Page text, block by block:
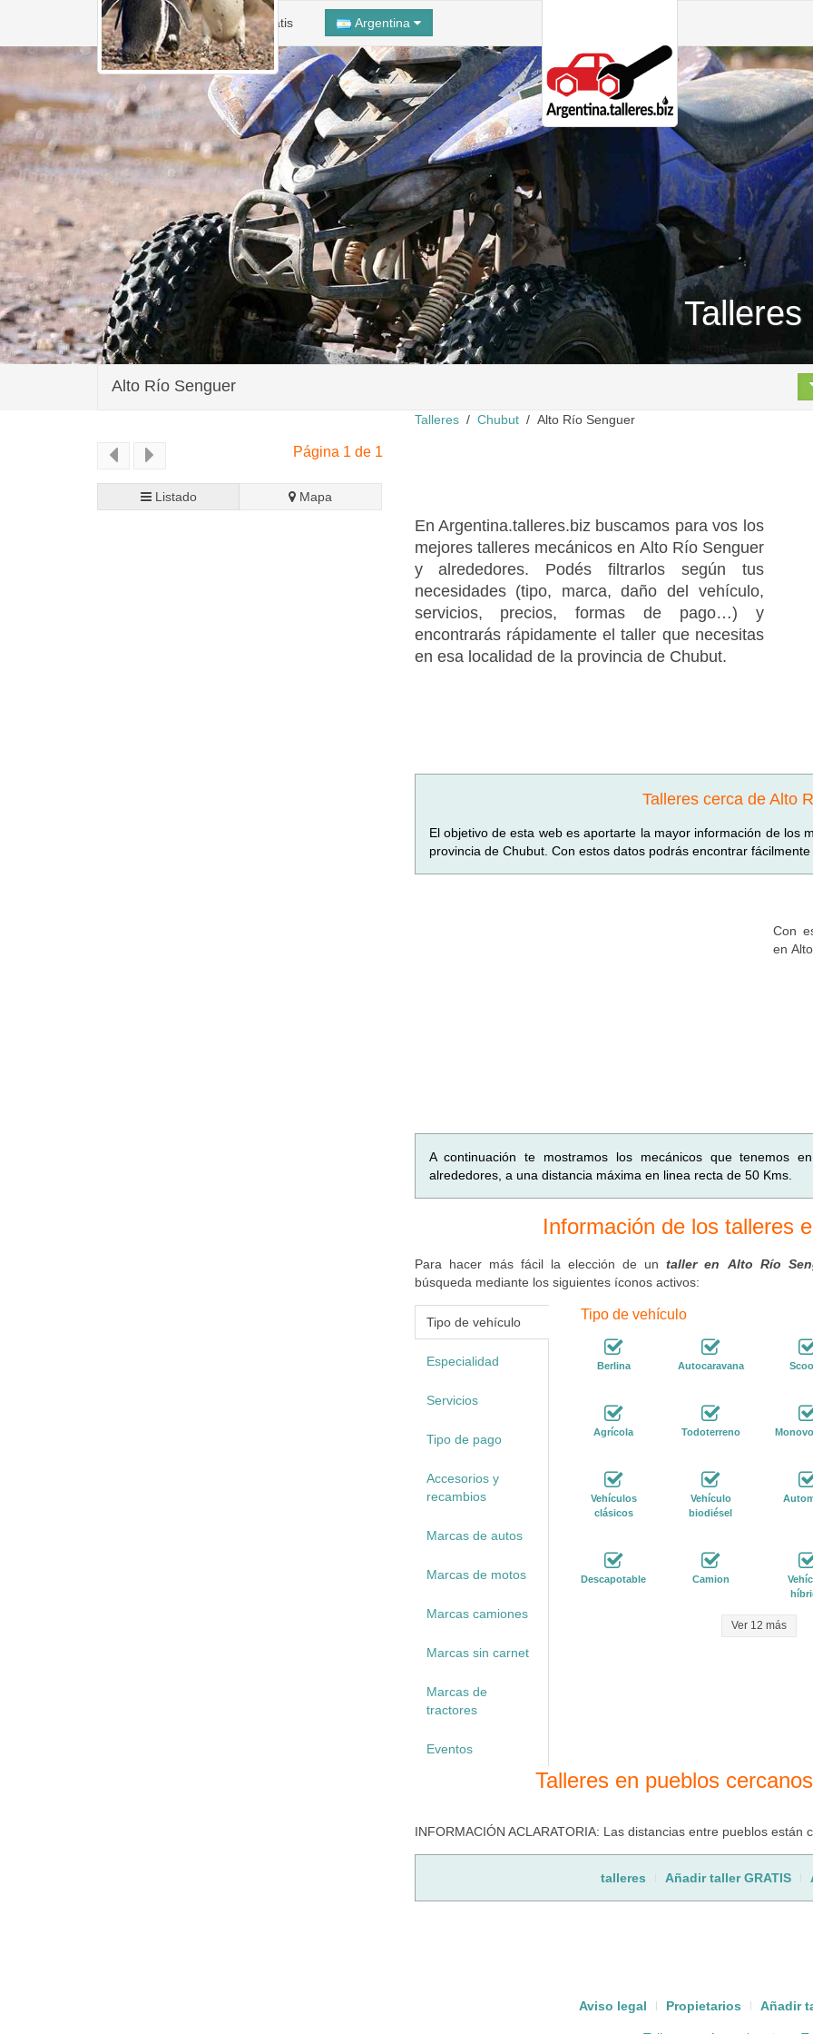
Inicio Alta Taller Gratis Argentina
Alto Río Senguer
Página 1 de 1
Listado Mapa
Talleres Chubut Alto Río Senguer
En Argentina.talleres.biz buscamos para vos los
mejores talleres mecánicos en Alto Río Senguer
y alrededores. Podés filtrarlos según tus
necesidades (tipo, marca, daño del vehículo,
servicios, precios, formas de pago…) y
encontrarás rápidamente el taller que necesitas
en esa localidad de la provincia de Chubut.
Talleres cerca de Alto
El objetivo de esta web es aportarte la mayor información de los
provincia de Chubut. Con estos datos podrás encontrar
Con
en
A continuación te mostramos los mecánicos que tenemos
alrededores, a una distancia máxima en linea recta de 50 Kms.
Información de los talleres
Para hacer más fácil la elección de untaller en Alto Río
búsqueda mediante los siguientes íconos activos:
Tipo de vehículo
Especialidad
Servicios
Tipo de pago
Accesorios y
recambios
Marcas de autos
Marcas de motos
Marcas camiones
Marcas sin carnet
Marcas de
tractores
Eventos
Tipo de vehículo
Berlina Autocaravana
Agrícola Todoterreno
Vehículos
clásicos
Vehículo
biodiésel
Descapotable Camion
Ver 12 más
Talleres en pueblos
INFORMACIÓN ACLARATORIA: Las distancias entre pueblos están
talleres Añadir taller GRATIS
Aviso legal Propietarios Añadir